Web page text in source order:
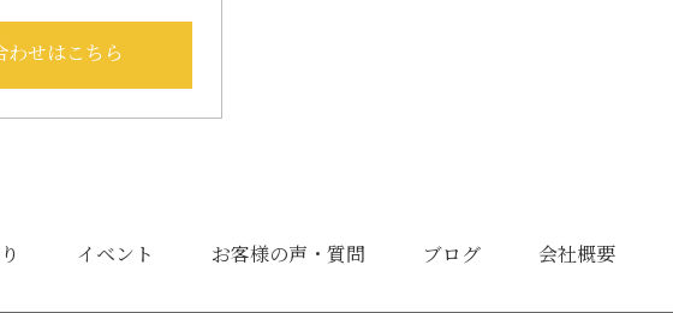
わせはこちら
イベント お客様の声・質問 ブログ 会社概要